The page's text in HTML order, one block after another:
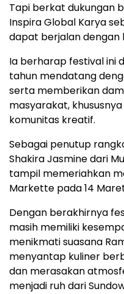
Tapi berkat dukungan
InspiraGlobal Karya
dapat berjalandengan
Ia berharap festivalini
tahun mendatang
serta memberikan
masyarakat, khususnya
komunitas kreatif.
Sebagai penutup
Shakira Jasminedari
tampil memeriahkan
Markette pada14
Dengan berakhirnya
masih memiliki
menikmatisuasana
menyantap kuliner
dan merasakan
menjadi ruhdari